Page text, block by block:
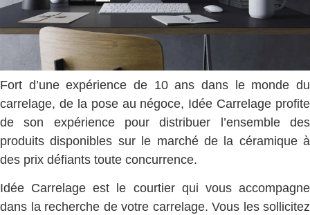
Fort d’une expérience de 10 ans dans le monde du
carrelage, de la pose au négoce, Idée Carrelage profite
de son expérience pour distribuer l’ensemble des
produits disponibles sur le marché de la céramique à
des prix défiants toute concurrence.
Idée Carrelage est le courtier qui vous accompagne
dans la recherche de votre carrelage. Vous les sollicitez